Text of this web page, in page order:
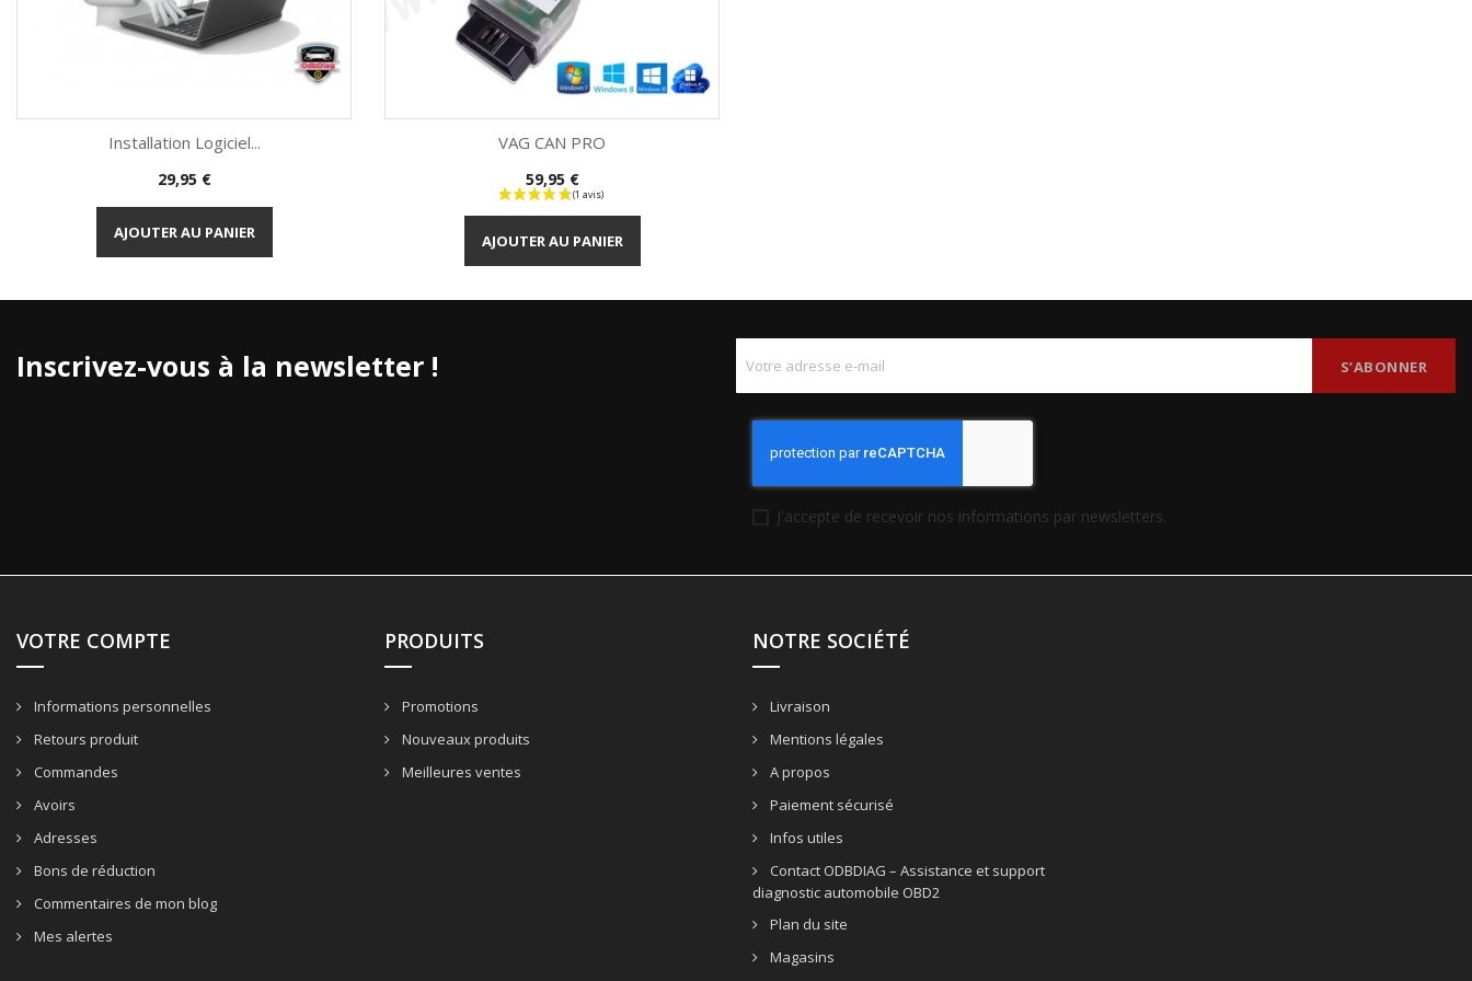
Aperçu rapide
Installation Logiciel...
Prix
29,95 €
AJOUTER AU PANIER
Aperçu rapide
VAG CAN PRO
Prix
59,95 €
AJOUTER AU PANIER
Inscrivez-vous à la newsletter !
J'accepte de recevoir nos informations par newsletters.
VOTRE COMPTE
Informations personnelles
Retours produit
Commandes
Avoirs
Adresses
Bons de réduction
Commentaires de mon blog
Mes alertes
PRODUITS
Promotions
Nouveaux produits
Meilleures ventes
NOTRE SOCIÉTÉ
Livraison
Mentions légales
A propos
Paiement sécurisé
Infos utiles
Contact ODBDIAG – Assistance et support
diagnostic automobile OBD2
Plan du site
Magasins